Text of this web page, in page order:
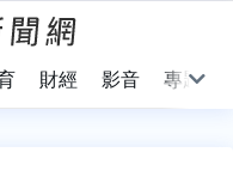
財經 影音 專題